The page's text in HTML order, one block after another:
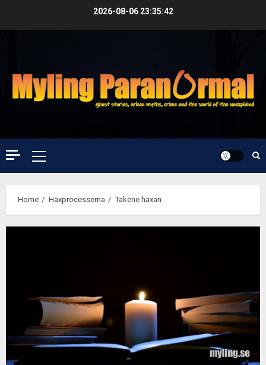
2026-08-06 23:35:42
Primary
Menu
Home Häxprocesserna Takene häxan